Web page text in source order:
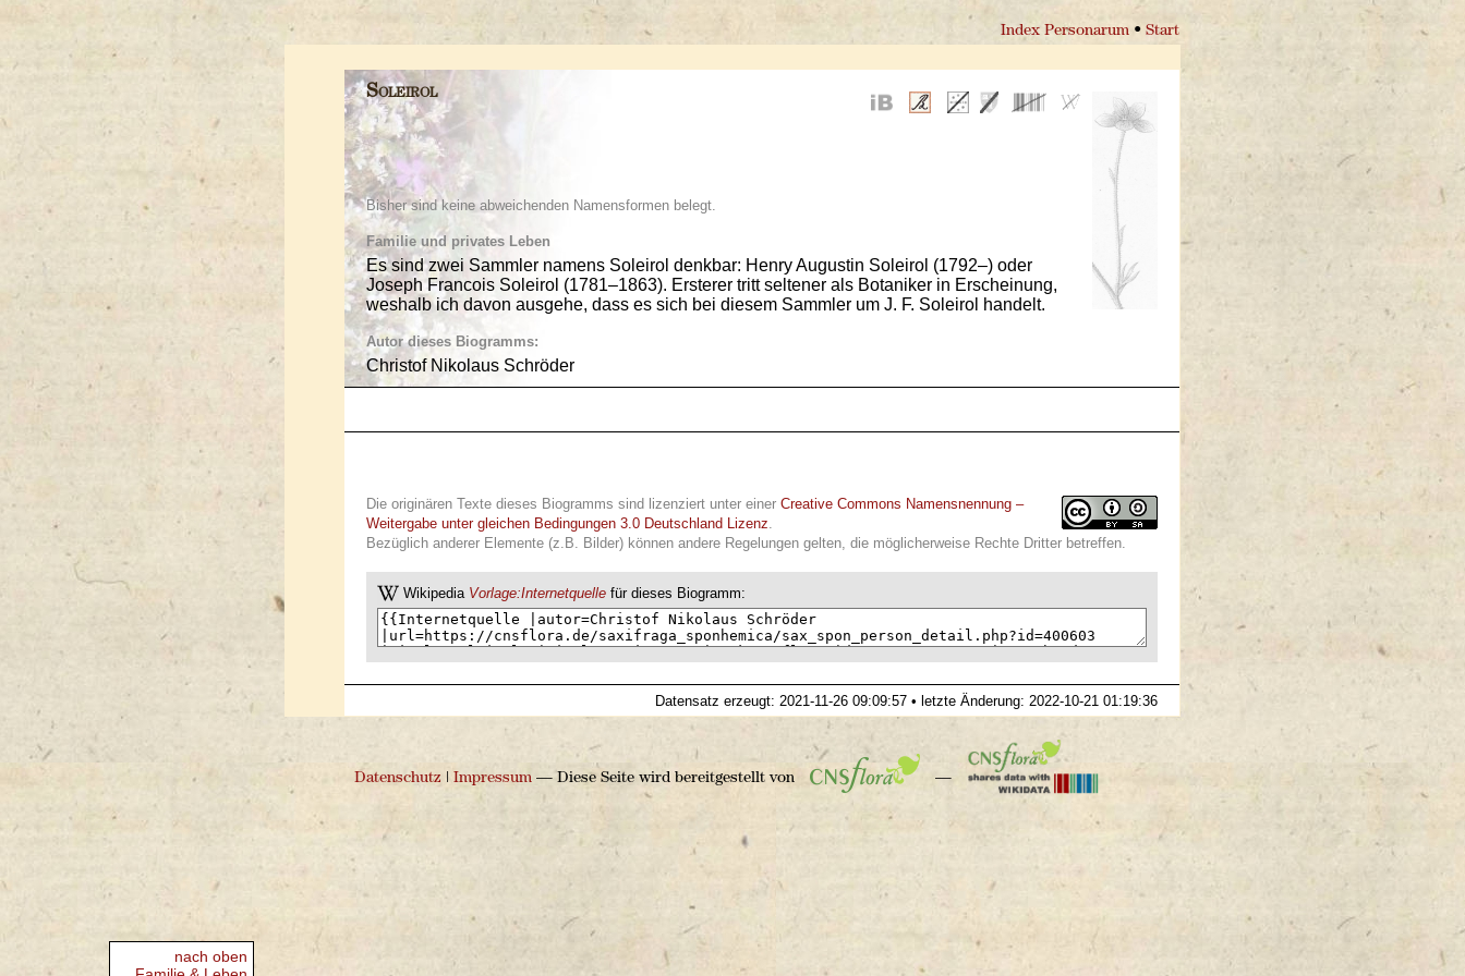
Index Personarum • Start
nach oben
Soleirol
Bisher sind keine abweichenden Namensformen belegt.
Familie und privates Leben
Es sind zwei Sammler namens Soleirol denkbar: Henry Augustin Soleirol (1792–) oder
Joseph Francois Soleirol (1781–1863). Ersterer tritt seltener als Botaniker in Erscheinung,
weshalb ich davon ausgehe, dass es sich bei diesem Sammler um J. F. Soleirol handelt.
Autor dieses Biogramms:
Christof Nikolaus Schröder
Die originären Texte dieses Biogramms sind lizenziert unter einer Creative Commons Namensnennung –
Weitergabe unter gleichen Bedingungen 3.0 Deutschland Lizenz.
Bezüglich anderer Elemente (z.B. Bilder) können andere Regelungen gelten, die möglicherweise Rechte Dritter betreffen.
Wikipedia Vorlage:Internetquelle für dieses Biogramm:
Datensatz erzeugt: 2021-11-26 09:09:57 • letzte Änderung: 2022-10-21 01:19:36
Datenschutz |Impressum — Diese Seite wird bereitgestellt von —